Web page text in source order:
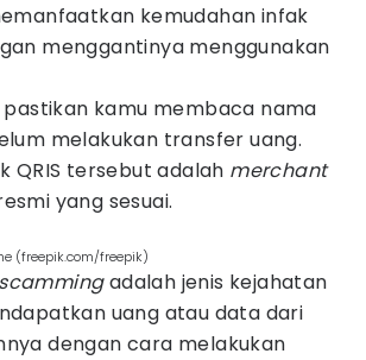
kemudahan infak
menggantinya menggunakan
kamu membaca nama
melakukan transfer uang.
QRIS tersebut adalah merchant
yang sesuai.
(freepik.com/freepik)
scammingadalah jenis kejahatan
uang atau data dari
dengan cara melakukan